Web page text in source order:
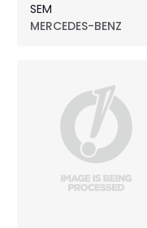
SEM
MERCEDES-BENZ